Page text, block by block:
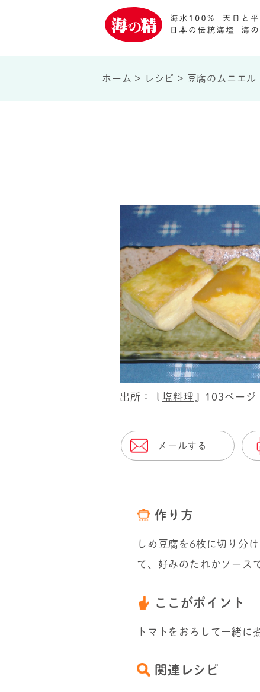
ホーム > レシピ > 豆腐のムニエル
出所：『塩料理 』103ページ
メールする
作り方
しめ豆腐を6枚に切り分
て、好みのたれかソース
ここがポイント
トマトをおろして一緒に
関連レシピ